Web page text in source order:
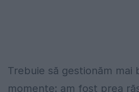
Trebuie să gestionăm mai
momente: am fost prea